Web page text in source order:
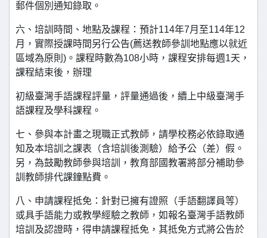
郵件個別通知錄取。
六、培訓時間、地點及課程：預計114年7月至114年12
月，實際授課時間另行公告(薦送教師參訓地點應以就近
區域為原則)。課程時數為108小時，課程安排每週1天，
課程結束後，辦理
初級臺灣手語課程評量，評量通過後，續上中級臺灣手
語課程及學科課程。
七、參與本計畫之現職正式教師，請學校務必依錄取通
知及本培訓之課表（含培訓後測驗）給予公（差）假。
另，為鼓勵教師參與培訓，教育部國教署將部分補助參
訓教師排代課鐘點費。
八、申請課程抵免：針對已擁有證照（手語翻譯員等）
或具手語能力或教學經驗之教師，如報名臺灣手語教師
培訓及認證時，得申請課程抵免，其抵免方式將公告於